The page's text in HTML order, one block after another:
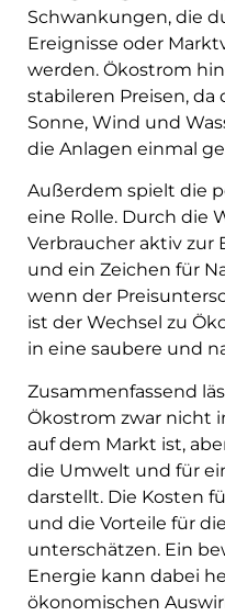
Schwankungen, die
Ereignisse oder
werden. Ökostrom
stabileren Preisen, da
Sonne, Wind und
die Anlagen einmal
Außerdem spielt die
eine Rolle. Durch die
Verbraucher aktiv zur
und ein Zeichen für
wenn der
ist der Wechsel zu
in eine saubere und
Zusammenfassend
Ökostrom zwar nicht
auf dem Markt ist,
die Umwelt und für
darstellt. Die Kosten
und die Vorteile für
unterschätzen. Ein
Energie kann dabei
ökonomischen